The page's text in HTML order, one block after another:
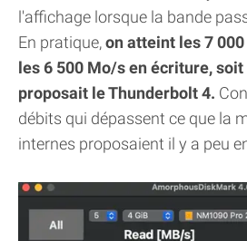
l'affichage lorsque la bande
En pratique,on atteint les 7
les 6 500 Mo/s en écriture,
proposait le Thunderbolt 4.
débits qui dépassent ce que la
internes proposaient il y a peu